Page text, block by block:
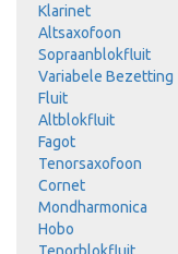
Klarinet
Altsaxofoon
Sopraanblokfluit
Variabele Bezetting
Fluit
Altblokfluit
Fagot
Tenorsaxofoon
Cornet
Mondharmonica
Hobo
Tenorblokfluit